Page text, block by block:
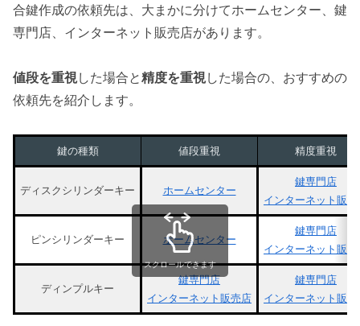
合鍵作成の依頼先は、大まかに分けてホームセンター、鍵
専門店、インターネット販売店があります。
値段を重視した場合と精度を重視した場合の、おすすめの
依頼先を紹介します。
鍵の種類 値段重視 精度重視
ディスクシリンダーキー ホームセンター
鍵専門店
インターネット販売
ピンシリンダーキー ホームセンター
鍵専門店
インターネット販売
ディンプルキー
鍵専門店
インターネット販売店
鍵専門店
インターネット販売
スクロールできます